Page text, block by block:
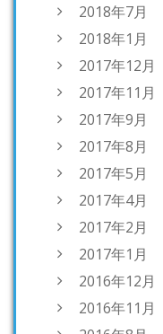
2018年7月
2018年1月
2017年12月
2017年11月
2017年9月
2017年8月
2017年5月
2017年4月
2017年2月
2017年1月
2016年12月
2016年11月